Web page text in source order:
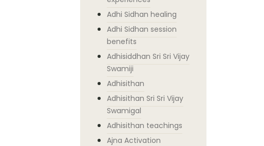
Adhi Sidhan healing
Adhi Sidhan session
benefits
Adhisiddhan Sri Sri Vijay
Swamiji
Adhisithan
Adhisithan Sri Sri Vijay
Swamigal
Adhisithan teachings
Ajna Activation